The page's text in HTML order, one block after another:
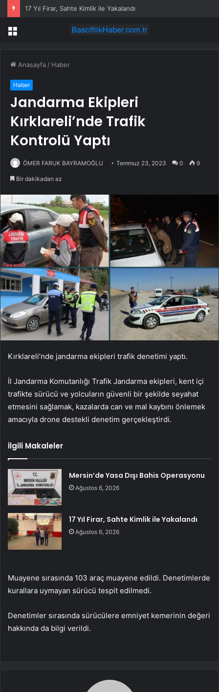
17 Yıl Firar, Sahte Kimlik ile Yakalandı
Menü
Anasayfa / Haber
Haber
Jandarma Ekipleri
Kırklareli’nde Trafik
Kontrolü Yaptı
ÖMER FARUK BAYRAMOĞLU Temmuz 23, 2023 0 9
Bir dakikadan az
Kırklareli’nde jandarma ekipleri trafik denetimi yaptı.
İl Jandarma Komutanlığı Trafik Jandarma ekipleri, kent içi
trafikte sürücü ve yolcuların güvenli bir şekilde seyahat
etmesini sağlamak, kazalarda can ve mal kaybını önlemek
amacıyla drone destekli denetim gerçekleştirdi.
İlgili Makaleler
Mersin’de Yasa Dışı Bahis Operasyonu
Ağustos 6, 2026
17 Yıl Firar, Sahte Kimlik ile Yakalandı
Ağustos 6, 2026
Muayene sırasında 103 araç muayene edildi. Denetimlerde
kurallara uymayan sürücü tespit edilmedi.
Denetimler sırasında sürücülere emniyet kemerinin değeri
hakkında da bilgi verildi.